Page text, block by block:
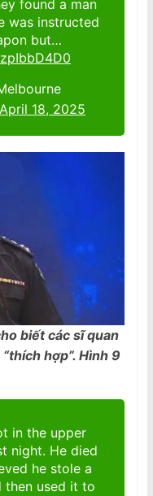
found a man
was instructed
but…
April 18, 2025
biết các sĩ quan
hợp”. Hình 9
in the upper
night. He died
he stole a
then used it to